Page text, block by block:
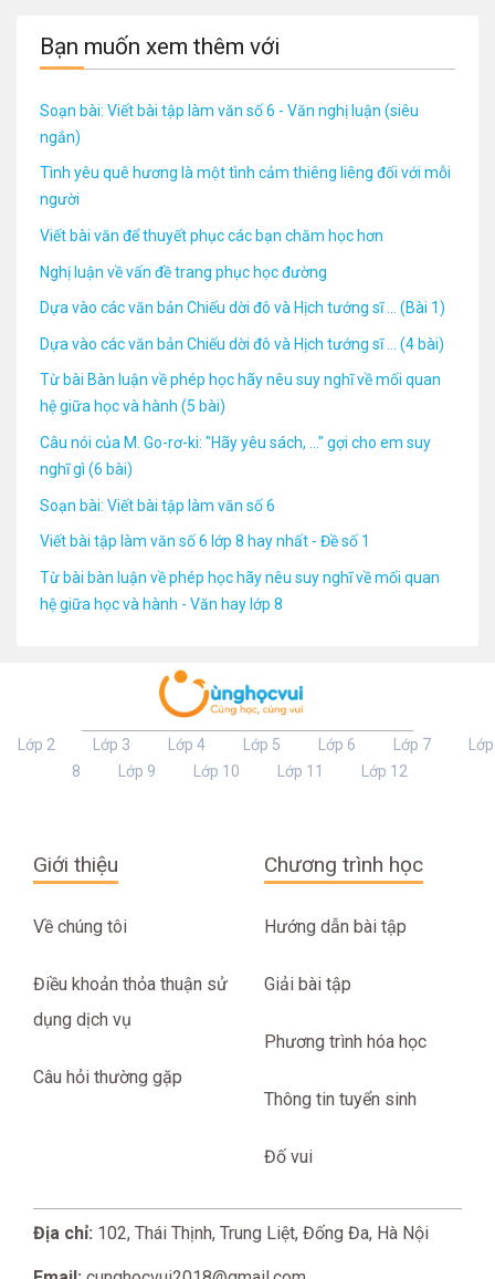
Bạn muốn xem thêm với
Soạn bài: Viết bài tập làm văn số 6 - Văn nghị luận (siêu
ngắn)
Tình yêu quê hương là một tình cảm thiêng liêng đối với mỗi
người
Viết bài văn để thuyết phục các bạn chăm học hơn
Nghị luận về vấn đề trang phục học đường
Dựa vào các văn bản Chiếu dời đô và Hịch tướng sĩ ... (Bài 1)
Dựa vào các văn bản Chiếu dời đô và Hịch tướng sĩ ... (4 bài)
Từ bài Bàn luận về phép học hãy nêu suy nghĩ về mối quan
hệ giữa học và hành (5 bài)
Câu nói của M. Go-rơ-ki: "Hãy yêu sách, ..." gợi cho em suy
nghĩ gì (6 bài)
Soạn bài: Viết bài tập làm văn số 6
Viết bài tập làm văn số 6 lớp 8 hay nhất - Đề số 1
Từ bài bàn luận về phép học hãy nêu suy nghĩ về mối quan
hệ giữa học và hành - Văn hay lớp 8
Lớp 2 Lớp 3 Lớp 4 Lớp 5 Lớp 6 Lớp 7
Lớp
8
Lớp 9 Lớp 10 Lớp 11 Lớp 12
Giới thiệu
Về chúng tôi
Điều khoản thỏa thuận sử
dụng dịch vụ
Câu hỏi thường gặp
Chương trình học
Hướng dẫn bài tập
Giải bài tập
Phương trình hóa học
Thông tin tuyển sinh
Đố vui
Địa chỉ: 102, Thái Thịnh, Trung Liệt, Đống Đa, Hà Nội